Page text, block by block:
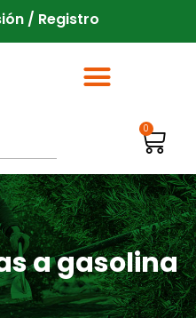
/ Registro
0
a gasolina